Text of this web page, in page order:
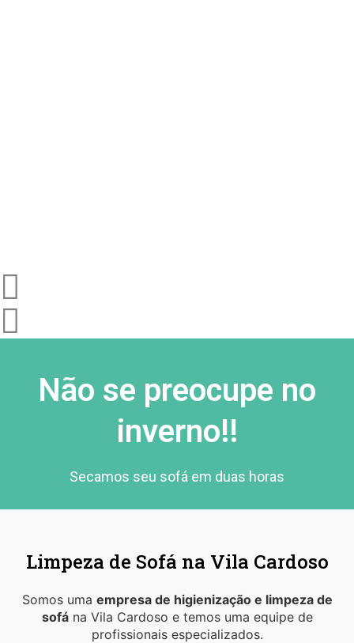
Não se preocupe no
inverno!!
Secamos seu sofá em duas horas
Limpeza de Sofá na Vila Cardoso
Somos uma empresa de higienização e limpeza de
sofána Vila Cardoso e temos uma equipe de
profissionais especializados.